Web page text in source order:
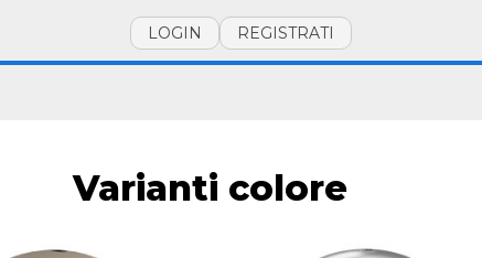
LOGIN REGISTRATI
Varianti colore